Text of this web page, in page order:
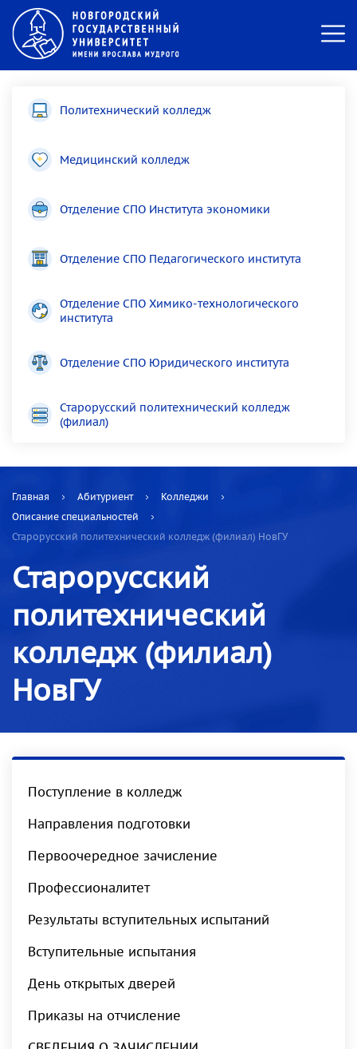
Политехнический колледж
Медицинский колледж
Отделение СПО Института экономики
Отделение СПО Педагогического института
Отделение СПО Химико-технологического
института
Отделение СПО Юридического института
Старорусский политехнический колледж
(филиал)
Главная Абитуриент
Колледжи
Описание специальностей
Старорусский политехнический колледж (филиал) НовГУ
Старорусский
политехнический
колледж (филиал)
НовГУ
Поступление в колледж
Направления подготовки
Первоочередное зачисление
Профессионалитет
Результаты вступительных испытаний
Вступительные испытания
День открытых дверей
Приказы на отчисление